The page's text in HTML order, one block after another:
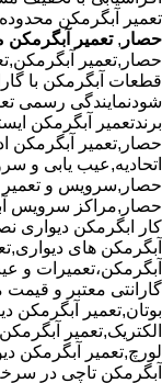
تعمیر آبگرمکن
حصار , تعمیر
حصار,تعمیر
قطعات آبگرمکن با
شودنمایندگی رسمی
برندتعمیر آبگرمکن
حصار,تعمیر آبگرمکن
اتحادیه,عیب یابی و
حصار,سرویس و تعمیر
حصار,مراکز سرویس
کار ابگرمکن
آبگرمکن های
آبگرمکن،تعمیرات و
گارانتی معتبر و
بوتان,تعمیر آبگرمکن
الکتریک,تعمیر
لورچ,تعمیر آبگرمکن
آبگرمکن تاچی در